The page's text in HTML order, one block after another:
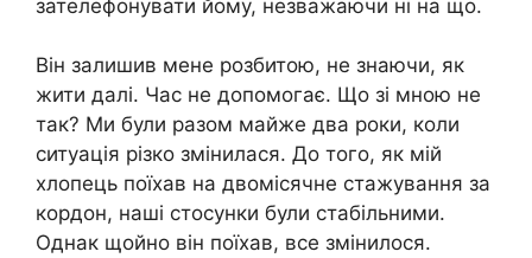
зателефонувати йому, незважаючи ні на що.
Він залишив мене розбитою, не знаючи, як
жити далі. Час не допомогає. Що зі мною не
так? Ми були разом майже два роки, коли
ситуація різко змінилася. До того, як мій
хлопець поїхав на двомісячне стажування за
кордон, наші стосунки були стабільними.
Однак щойно він поїхав, все змінилося.